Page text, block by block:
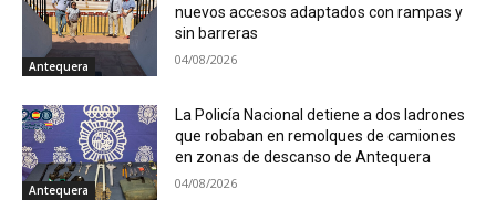
Antequera
nuevos accesos adaptados con rampas y
sin barreras
04/08/2026
Antequera
La Policía Nacional detiene a dos ladrones
que robaban en remolques de camiones
en zonas de descanso de Antequera
04/08/2026